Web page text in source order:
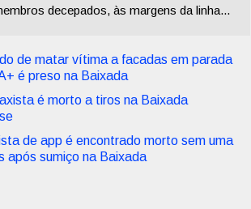
decepados, às margens da linha...
de matar vítima a facadas em parada
é preso na Baixada
é morto a tiros na Baixada
de app é encontrado morto sem uma
após sumiço na Baixada